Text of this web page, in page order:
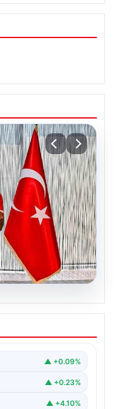
5
Ekledi
USL
▲ +0.09%
▲ +0.23%
▲ +4.10%